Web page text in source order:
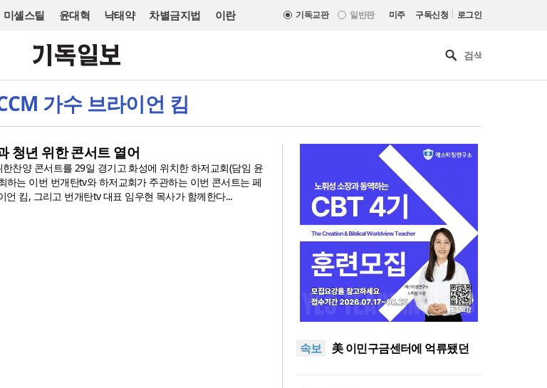
미셸스틸 윤대혁 낙태약 차별금지법 이란 기독교판 일반판 미주 구독신청 | 로그인
가수 브라이언 킴
청년 위한 콘서트 열어
찬양 콘서트를 29일 경기고 화성에 위치한 하저교회(담임 윤
하는 이번 번개탄tv와 하저교회가 주관하는 이번 콘서트는 페
언 킴, 그리고 번개탄tv 대표 임우현 목사가 함께한다...
속보
인도 마하라슈트라주 개종 금
발
이드 대학 캠퍼스 영구 사용 승
美 이민구금센터에 억류됐던